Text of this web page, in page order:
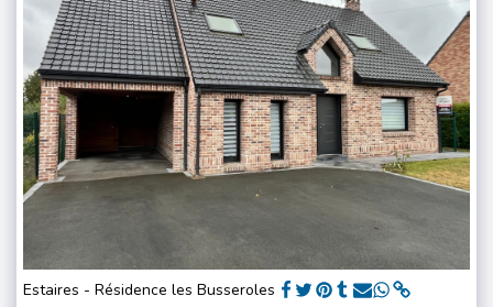
Estaires - Résidence les Busseroles